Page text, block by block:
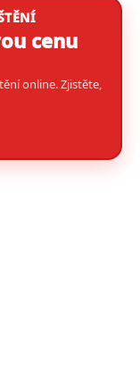
cenu
online. Zjistěte,